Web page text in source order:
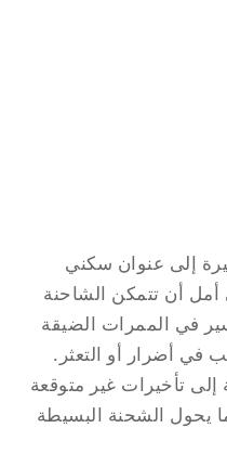
عنوان سكني
تتمكن الشاحنة
في الممرات الضيقة
أو التعثر.
تأخيرات غير متوقعة
الشحنة البسيطة